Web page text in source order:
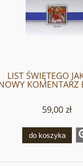
LIST ŚWIĘTEGO
KOMENTARZ
59,00 zł
do koszyka